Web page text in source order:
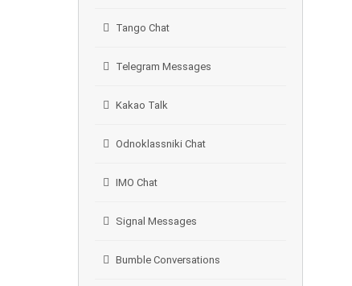
Tango Chat
Telegram Messages
Kakao Talk
Odnoklassniki Chat
IMO Chat
Signal Messages
Bumble Conversations